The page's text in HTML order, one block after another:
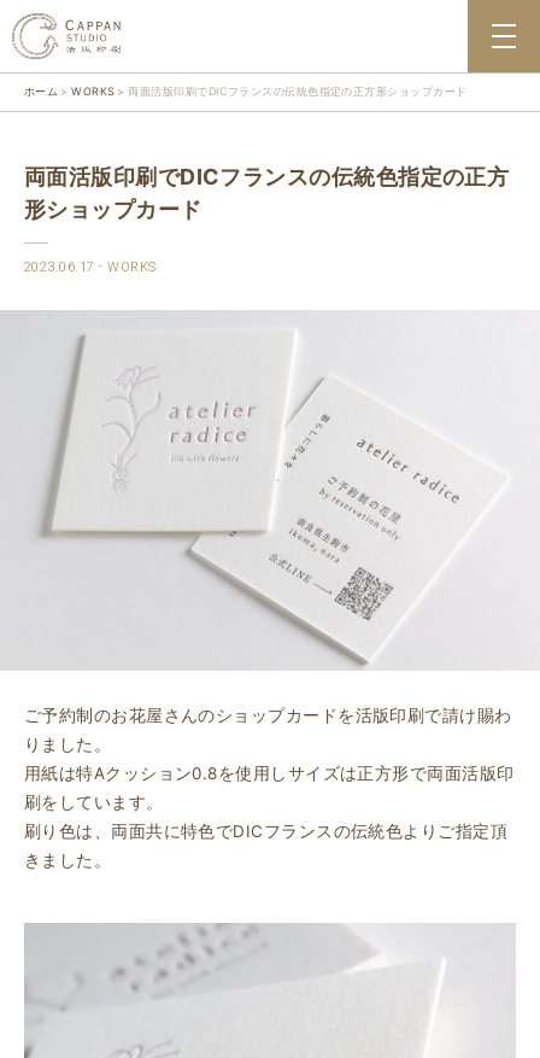
ホーム WORKS 両面活版印刷でDICフランスの伝統色指定の正方形ショップカード
両面活版印刷でDICフランスの伝統色指定の正方
形ショップカード
2023.06.17 WORKS
ご予約制のお花屋さんのショップカードを活版印刷で請け賜わ
りました。
用紙は特Aクッション0.8を使用しサイズは正方形で両面活版印
刷をしています。
刷り色は、両面共に特色でDICフランスの伝統色よりご指定頂
きました。